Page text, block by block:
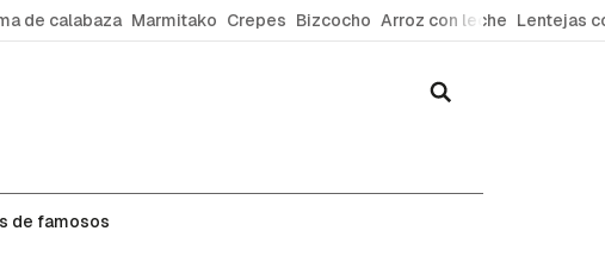
de calabaza Marmitako Crepes Bizcocho Arroz con leche Lentejas
de famosos